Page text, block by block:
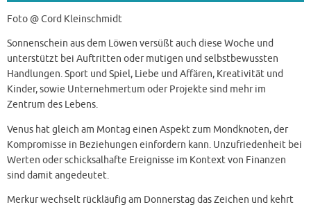
Foto @ Cord Kleinschmidt
Sonnenschein aus dem Löwen versüßt auch diese Woche und
unterstützt bei Auftritten oder mutigen und selbstbewussten
Handlungen. Sport und Spiel, Liebe und Affären, Kreativität und
Kinder, sowie Unternehmertum oder Projekte sind mehr im
Zentrum des Lebens.
Venus hat gleich am Montag einen Aspekt zum Mondknoten, der
Kompromisse in Beziehungen einfordern kann. Unzufriedenheit bei
Werten oder schicksalhafte Ereignisse im Kontext von Finanzen
sind damit angedeutet.
Merkur wechselt rückläufig am Donnerstag das Zeichen und kehrt